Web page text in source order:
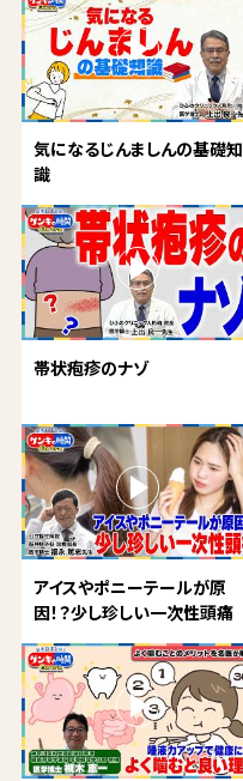
気になるじんましんの基礎知
識
帯状疱疹のナゾ
アイスやポニーテールが原
因！？少し珍しい一次性頭痛